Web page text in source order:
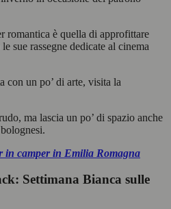
romantica è quella di approfittare
sue rassegne dedicate al cinema
con un po’ di arte, visita la
ma lascia un po’ di spazio anche
in camper in Emilia Romagna
Settimana Bianca sulle